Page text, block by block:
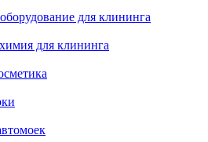
для клининга
для клининга